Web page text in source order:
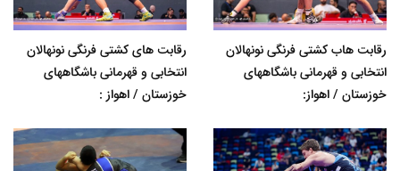
رقابت هاب کشتی فرنگی نونهالان
انتخابی و قهرمانی باشگاههای
خوزستان / اهواز:
رقابت های کشتی فرنگی نونهالان
انتخابی و قهرمانی باشگاههای
خوزستان / اهواز :